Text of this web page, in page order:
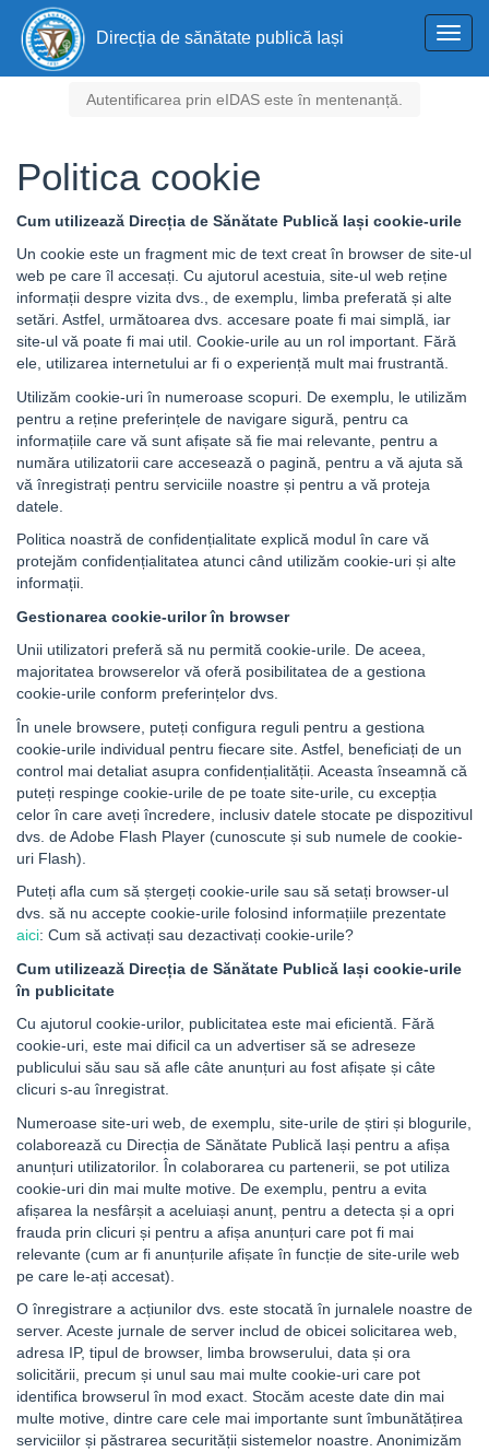
Direcția de sănătate publică Iași
Autentificarea prin eIDAS este în mentenanță.
Politica cookie
Cum utilizează Direcția de Sănătate Publică Iași cookie-urile
Un cookie este un fragment mic de text creat în browser de site-ul
web pe care îl accesați. Cu ajutorul acestuia, site-ul web reține
informații despre vizita dvs., de exemplu, limba preferată și alte
setări. Astfel, următoarea dvs. accesare poate fi mai simplă, iar
site-ul vă poate fi mai util. Cookie-urile au un rol important. Fără
ele, utilizarea internetului ar fi o experiență mult mai frustrantă.
Utilizăm cookie-uri în numeroase scopuri. De exemplu, le utilizăm
pentru a reține preferințele de navigare sigură, pentru ca
informațiile care vă sunt afișate să fie mai relevante, pentru a
număra utilizatorii care accesează o pagină, pentru a vă ajuta să
vă înregistrați pentru serviciile noastre și pentru a vă proteja
datele.
Politica noastră de confidențialitate explică modul în care vă
protejăm confidențialitatea atunci când utilizăm cookie-uri și alte
informații.
Gestionarea cookie-urilor în browser
Unii utilizatori preferă să nu permită cookie-urile. De aceea,
majoritatea browserelor vă oferă posibilitatea de a gestiona
cookie-urile conform preferințelor dvs.
În unele browsere, puteți configura reguli pentru a gestiona
cookie-urile individual pentru fiecare site. Astfel, beneficiați de un
control mai detaliat asupra confidențialității. Aceasta înseamnă că
puteți respinge cookie-urile de pe toate site-urile, cu excepția
celor în care aveți încredere, inclusiv datele stocate pe dispozitivul
dvs. de Adobe Flash Player (cunoscute și sub numele de cookie-
uri Flash).
Puteți afla cum să ștergeți cookie-urile sau să setați browser-ul
dvs. să nu accepte cookie-urile folosind informațiile prezentate
aici: Cum să activați sau dezactivați cookie-urile?
Cum utilizează Direcția de Sănătate Publică Iași cookie-urile
în publicitate
Cu ajutorul cookie-urilor, publicitatea este mai eficientă. Fără
cookie-uri, este mai dificil ca un advertiser să se adreseze
publicului său sau să afle câte anunțuri au fost afișate și câte
clicuri s-au înregistrat.
Numeroase site-uri web, de exemplu, site-urile de știri și blogurile,
colaborează cu Direcția de Sănătate Publică Iași pentru a afișa
anunțuri utilizatorilor. În colaborarea cu partenerii, se pot utiliza
cookie-uri din mai multe motive. De exemplu, pentru a evita
afișarea la nesfârșit a aceluiași anunț, pentru a detecta și a opri
frauda prin clicuri și pentru a afișa anunțuri care pot fi mai
relevante (cum ar fi anunțurile afișate în funcție de site-urile web
pe care le-ați accesat).
O înregistrare a acțiunilor dvs. este stocată în jurnalele noastre de
server. Aceste jurnale de server includ de obicei solicitarea web,
adresa IP, tipul de browser, limba browserului, data și ora
solicitării, precum și unul sau mai multe cookie-uri care pot
identifica browserul în mod exact. Stocăm aceste date din mai
multe motive, dintre care cele mai importante sunt îmbunătățirea
serviciilor și păstrarea securității sistemelor noastre. Anonimizăm